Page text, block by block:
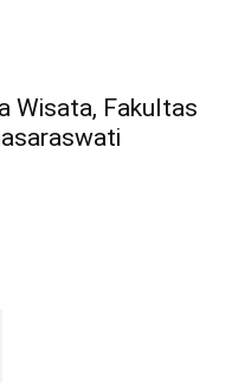
Wisata, Fakultas